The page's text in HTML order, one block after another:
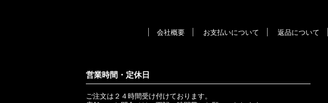
会社概要 お支払いについて 返品について
営業時間・定休日
ご注文は２４時間受け付けております。